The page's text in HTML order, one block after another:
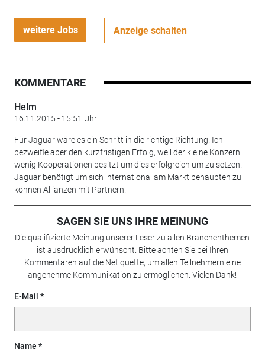
weitere Jobs Anzeige schalten
KOMMENTARE
Helm
16.11.2015 - 15:51 Uhr
Für Jaguar wäre es ein Schritt in die richtige Richtung! Ich
bezweifle aber den kurzfristigen Erfolg, weil der kleine Konzern
wenig Kooperationen besitzt um dies erfolgreich um zu setzen!
Jaguar benötigt um sich international am Markt behaupten zu
können Allianzen mit Partnern.
SAGEN SIE UNS IHRE MEINUNG
Die qualifizierte Meinung unserer Leser zu allen Branchenthemen
ist ausdrücklich erwünscht. Bitte achten Sie bei Ihren
Kommentaren auf die Netiquette, um allen Teilnehmern eine
angenehme Kommunikation zu ermöglichen. Vielen Dank!
E-Mail
Name